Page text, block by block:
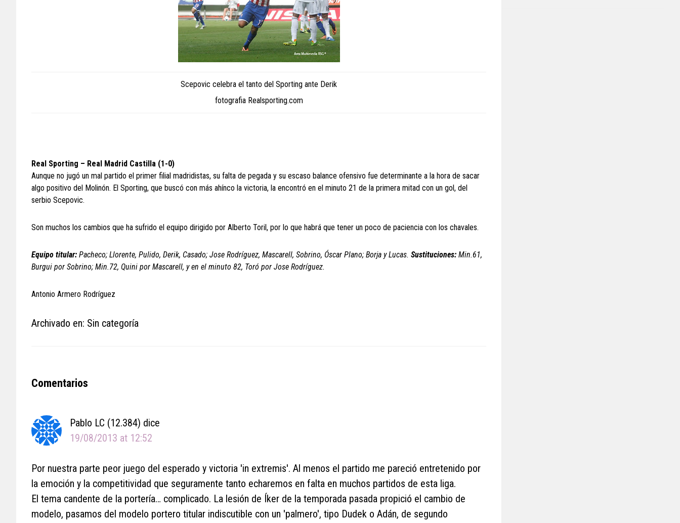
Scepovic celebra el tanto del Sporting ante Derik
fotografia Realsporting.com
Real Sporting – Real Madrid Castilla (1-0)
Aunque no jugó un mal partido el primer filial madridistas, su falta de pegada y su escaso balance ofensivo fue determinante a la hora de sacar
algo positivo del Molinón. El Sporting, que buscó con más ahínco la victoria, la encontró en el minuto 21 de la primera mitad con un gol, del
serbio Scepovic.
Son muchos los cambios que ha sufrido el equipo dirigido por Alberto Toril, por lo que habrá que tener un poco de paciencia con los chavales.
Equipo titular: Pacheco; Llorente, Pulido, Derik, Casado; Jose Rodríguez, Mascarell, Sobrino, Óscar Plano; Borja y Lucas. Sustituciones: Min.61,
Burgui por Sobrino; Min.72, Quini por Mascarell, y en el minuto 82, Toró por Jose Rodríguez.
Antonio Armero Rodríguez
Archivado en: Sin categoría
Reader
Comentarios
Pablo LC (12.384) dice
19/08/2013 at 12:52
Por nuestra parte peor juego del esperado y victoria 'in extremis'. Al menos el partido me pareció entretenido por
la emoción y la competitividad que seguramente tanto echaremos en falta en muchos partidos de esta liga.
El tema candente de la portería… complicado. La lesión de Íker de la temporada pasada propició el cambio de
modelo, pasamos del modelo portero titular indiscutible con un 'palmero', tipo Dudek o Adán, de segundo